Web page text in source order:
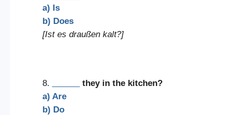
a) Is
b) Does
[Ist es draußen kalt?]
8.
they in the kitchen?
a) Are
b) Do